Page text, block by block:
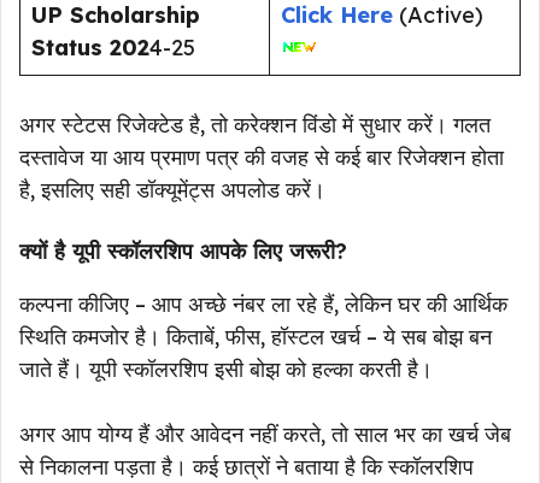
UP Scholarship
Status 2024-25
Click Here (Active)
अगर स्टेटस रिजेक्टेड है, तो करेक्शन विंडो में सुधार करें। गलत
दस्तावेज या आय प्रमाण पत्र की वजह से कई बार रिजेक्शन होता
है, इसलिए सही डॉक्यूमेंट्स अपलोड करें।
क्यों है यूपी स्कॉलरशिप आपके लिए जरूरी?
कल्पना कीजिए – आप अच्छे नंबर ला रहे हैं, लेकिन घर की आर्थिक
स्थिति कमजोर है। किताबें, फीस, हॉस्टल खर्च – ये सब बोझ बन
जाते हैं। यूपी स्कॉलरशिप इसी बोझ को हल्का करती है।
अगर आप योग्य हैं और आवेदन नहीं करते, तो साल भर का खर्च जेब
से निकालना पड़ता है। कई छात्रों ने बताया है कि स्कॉलरशिप